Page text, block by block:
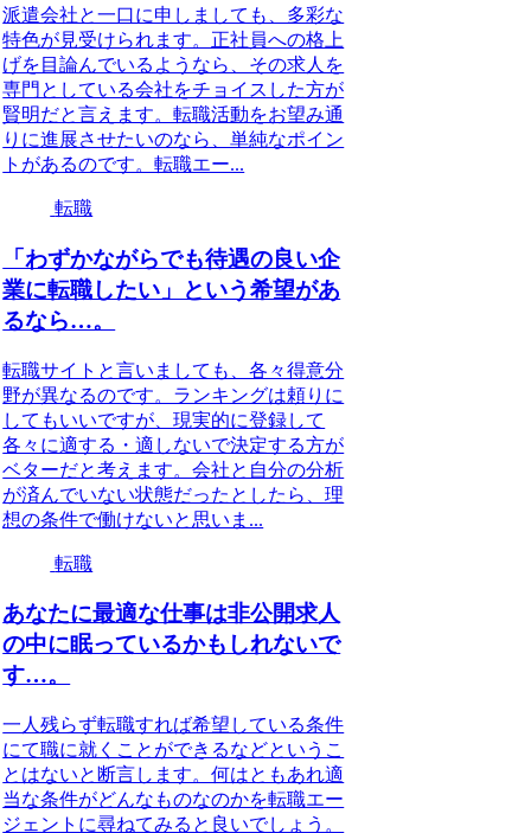
派遣会社と一口に申しましても、多彩な
特色が見受けられます。正社員への格上
げを目論んでいるようなら、その求人を
専門としている会社をチョイスした方が
賢明だと言えます。転職活動をお望み通
りに進展させたいのなら、単純なポイン
トがあるのです。転職エー...
転職
「わずかながらでも待遇の良い企
業に転職したい」という希望があ
るなら…。
転職サイトと言いましても、各々得意分
野が異なるのです。ランキングは頼りに
してもいいですが、現実的に登録して
各々に適する・適しないで決定する方が
ベターだと考えます。会社と自分の分析
が済んでいない状態だったとしたら、理
想の条件で働けないと思いま...
転職
あなたに最適な仕事は非公開求人
の中に眠っているかもしれないで
す…。
一人残らず転職すれば希望している条件
にて職に就くことができるなどというこ
とはないと断言します。何はともあれ適
当な条件がどんなものなのかを転職エー
ジェントに尋ねてみると良いでしょう。